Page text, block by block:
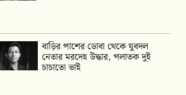
বাড়ির পাশের ডোবা থেকে যুবদল
নেতার মরদেহ উদ্ধার, পলাতক দুই
চাচাতো ভাই